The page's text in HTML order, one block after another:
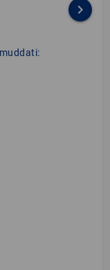
keyboard_arrow_right